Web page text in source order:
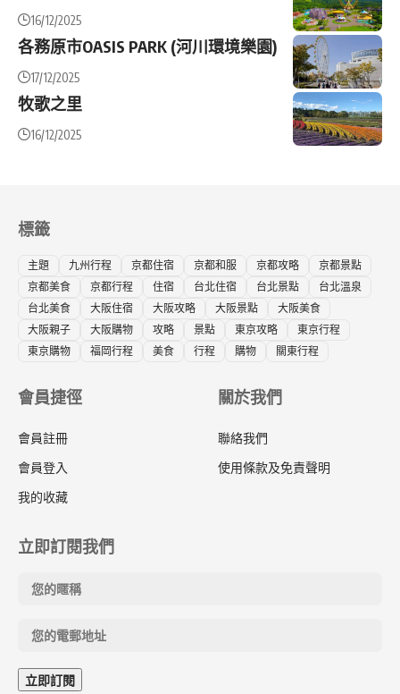
16/12/2025
各務原市OASIS PARK (河川環境樂園)
17/12/2025
牧歌之里
16/12/2025
標籤
主題 九州行程 京都住宿 京都和服 京都攻略
京都景點
京都美食
京都行程 住宿 台北住宿 台北景點
台北溫泉
台北美食
大阪住宿 大阪攻略 大阪景點
大阪美食
大阪親子
大阪購物 攻略 景點 東京攻略
東京行程
東京購物
福岡行程 美食 行程 購物 關東行程
會員捷徑
會員註冊
會員登入
我的收藏
關於我們
聯絡我們
使用條款及免責聲明
立即訂閱我們